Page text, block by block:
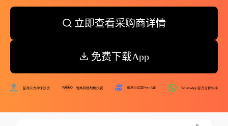
立即查看采购商详情
免费下载App